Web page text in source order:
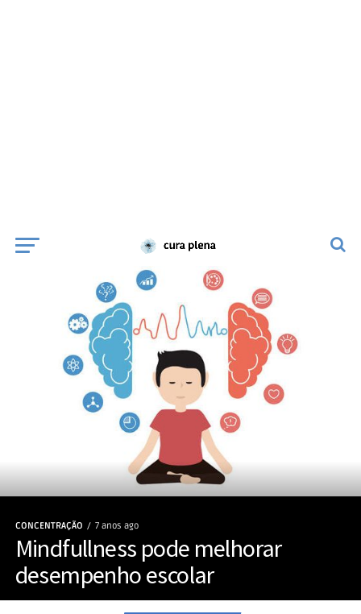
CONCENTRAÇÃO 7 anos ago
Mindfullness pode melhorar
desempenho escolar